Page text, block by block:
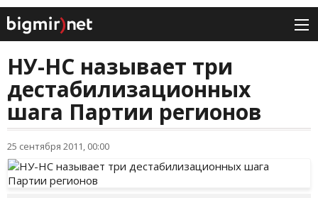
НУ-НС называет три
дестабилизационных
шага Партии регионов
25 сентября 2011, 00:00